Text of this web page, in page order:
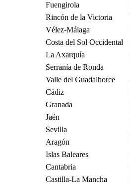
Fuengirola
Rincón de la Victoria
Vélez-Málaga
Costa del Sol Occidental
La Axarquía
Serranía de Ronda
Valle del Guadalhorce
Cádiz
Granada
Jaén
Sevilla
Aragón
Islas Baleares
Cantabria
Castilla-La Mancha